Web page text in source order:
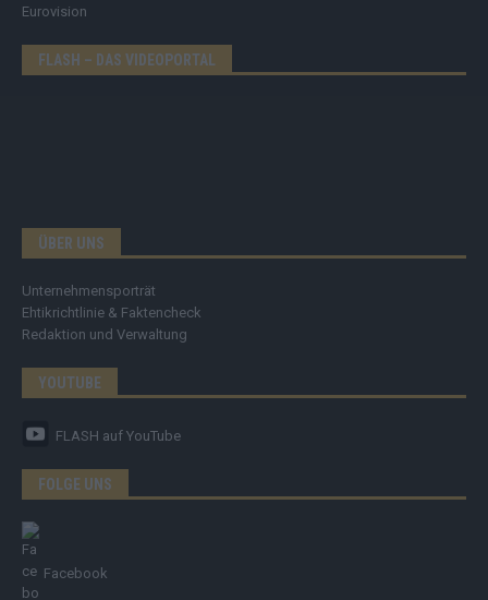
Eurovision
FLASH – DAS VIDEOPORTAL
ÜBER UNS
Unternehmensporträt
Ehtikrichtlinie & Faktencheck
Redaktion und Verwaltung
YOUTUBE
FLASH auf YouTube
FOLGE UNS
Facebook